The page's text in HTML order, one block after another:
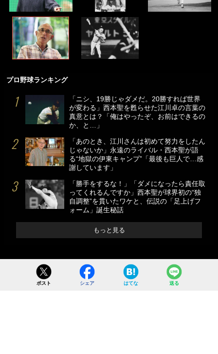
プロ野球ランキング
「ニシ、19勝じゃダメだ。20勝すれば世界
が変わる」西本聖を甦らせた江川卓の言葉の
真意とは？「俺はやったぞ、お前はできるの
か、と…」
「あのとき、江川さんは初めて努力をしたん
じゃないか」永遠のライバル・西本聖が語
る“地獄の伊東キャンプ”「最後も巨人で…感
謝しています」
「勝手をするな！」「ダメになったら責任取
ってくれるんですか」西本聖が球界初の“独
自調整”を貫いたワケと、伝説の「足上げフ
ォーム」誕生秘話
もっと見る
ポスト シェア はてな 送る